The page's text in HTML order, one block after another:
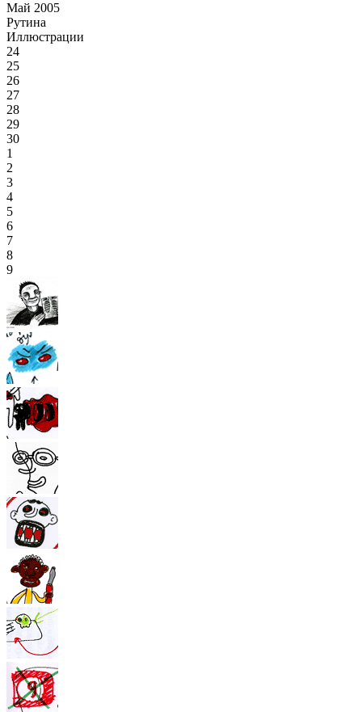
Май 2005
Рутина
Иллюстрации
24
25
26
27
28
29
30
1
2
3
4
5
6
7
8
9